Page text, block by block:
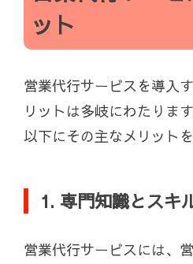
ット
営業代行サービスを導入
リットは多岐にわたります
以下にその主なメリットを
1. 専門知識とスキ
営業代行サービスには、